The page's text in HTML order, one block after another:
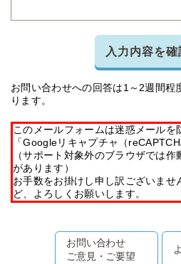
入力内容を確
お問い合わせへの回答は1～2週間程
ります。
このメールフォームは迷惑メールを
「Googleリキャプチャ（
（サポート対象外のブラウザでは
があります）
お手数をお掛けし申し訳ございませ
ど、よろしくお願いします。
お問い合わせ
ご意見・ご要望